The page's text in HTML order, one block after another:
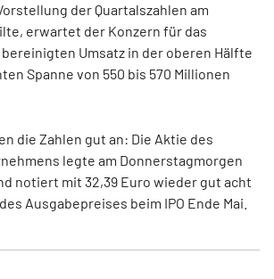
der Quartalszahlen am
erwartet der Konzern für das
Umsatz in der oberen Hälfte
Spanne von 550 bis 570 Millionen
die Zahlen gut an: Die Aktie des
legte am Donnerstagmorgen
notiert mit 32,39 Euro wieder gut acht
Ausgabepreises beim IPO Ende Mai.